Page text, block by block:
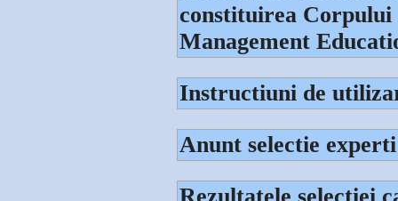
constituirea
Management
Instructiuni de
Anunt selectie